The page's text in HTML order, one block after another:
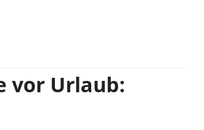
vor Urlaub: